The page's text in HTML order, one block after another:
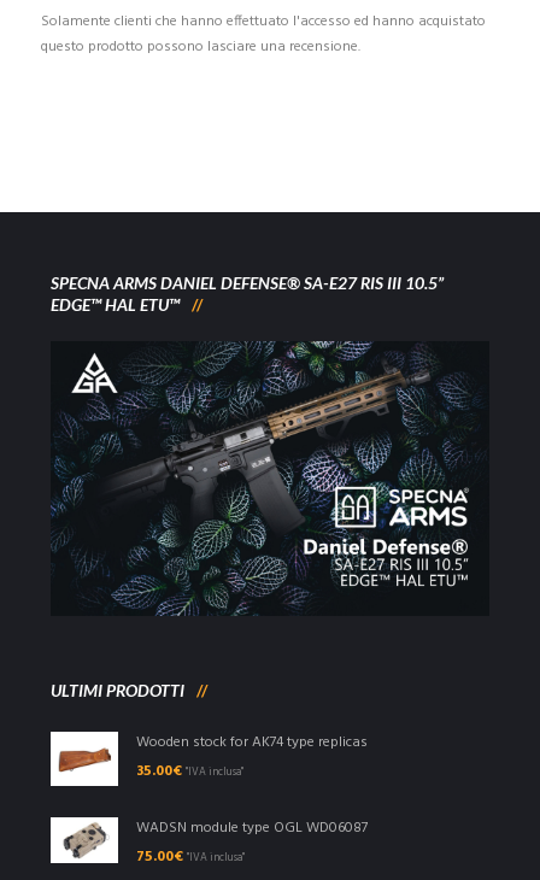
Solamente clienti che hanno effettuato l'accesso ed hanno acquistato
questo prodotto possono lasciare una recensione.
SPECNA ARMS DANIEL DEFENSE® SA-E27 RIS III 10.5”
EDGE™ HAL ETU™
ULTIMI PRODOTTI
Wooden stock for AK74 type replicas
35.00€ "IVA inclusa"
WADSN module type OGL WD06087
75.00€ "IVA inclusa"